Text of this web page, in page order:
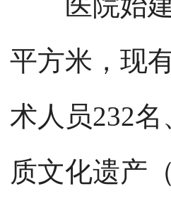
平方米，现
术人员232
质文化遗产